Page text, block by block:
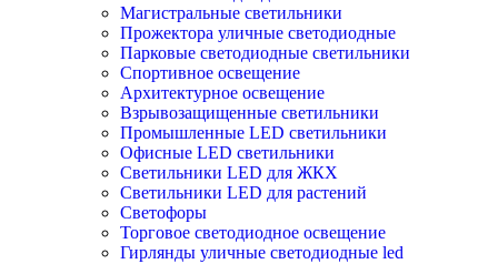
Магистральные светильники
Прожектора уличные светодиодные
Парковые светодиодные светильники
Спортивное освещение
Архитектурное освещение
Взрывозащищенные светильники
Промышленные LED светильники
Офисные LED светильники
Cветильники LED для ЖКХ
Светильники LED для растений
Светофоры
Торговое светодиодное освещение
Гирлянды уличные светодиодные led